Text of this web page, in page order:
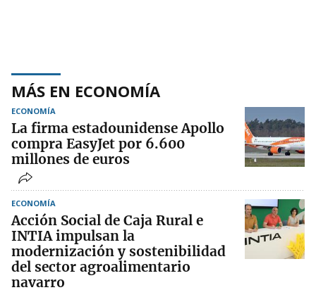
MÁS EN ECONOMÍA
ECONOMÍA
La firma estadounidense Apollo
compra EasyJet por 6.600
millones de euros
ECONOMÍA
Acción Social de Caja Rural e
INTIA impulsan la
modernización y sostenibilidad
del sector agroalimentario
navarro